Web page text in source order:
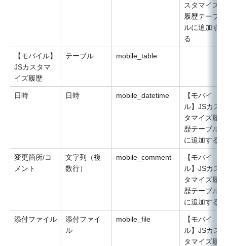
スタマイズ
履歴テーブ
ルに追加す
る
【モバイル】
JSカスタマ
イズ履歴
テーブル mobile_table
日時 日時 mobile_datetime
【モバイ
ル】JSカス
タマイズ履
歴テーブル
に追加する
変更箇所/コ
メント
文字列（複
数行）
mobile_comment
【モバイ
ル】JSカス
タマイズ履
歴テーブル
に追加する
添付ファイル
添付ファイ
ル
mobile_file
【モバイ
ル】JSカス
タマイズ履